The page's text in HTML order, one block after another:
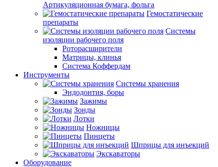
Артикуляционная бумага, фольга
Гемостатические
препараты
Системы
изоляции рабочего поля
Роторасширители
Матрицы, клинья
Система Коффердам
Инструменты
Системы хранения
Эндодонтия, боры
Зажимы
Зонды
Лотки
Ножницы
Пинцеты
Шприцы для инъекций
Экскаваторы
Оборудование